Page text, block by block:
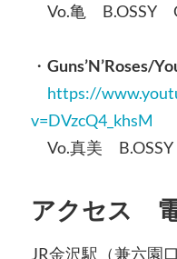
Vo.亀 B.OSSY
・ Guns’N’Roses/
https://
v=DVzcQ4_khsM
Vo.真美
アクセス
JR金沢駅（兼六園